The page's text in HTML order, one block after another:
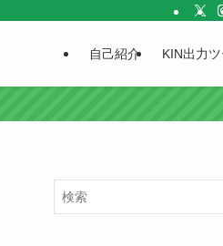
自己紹介 KIN出力